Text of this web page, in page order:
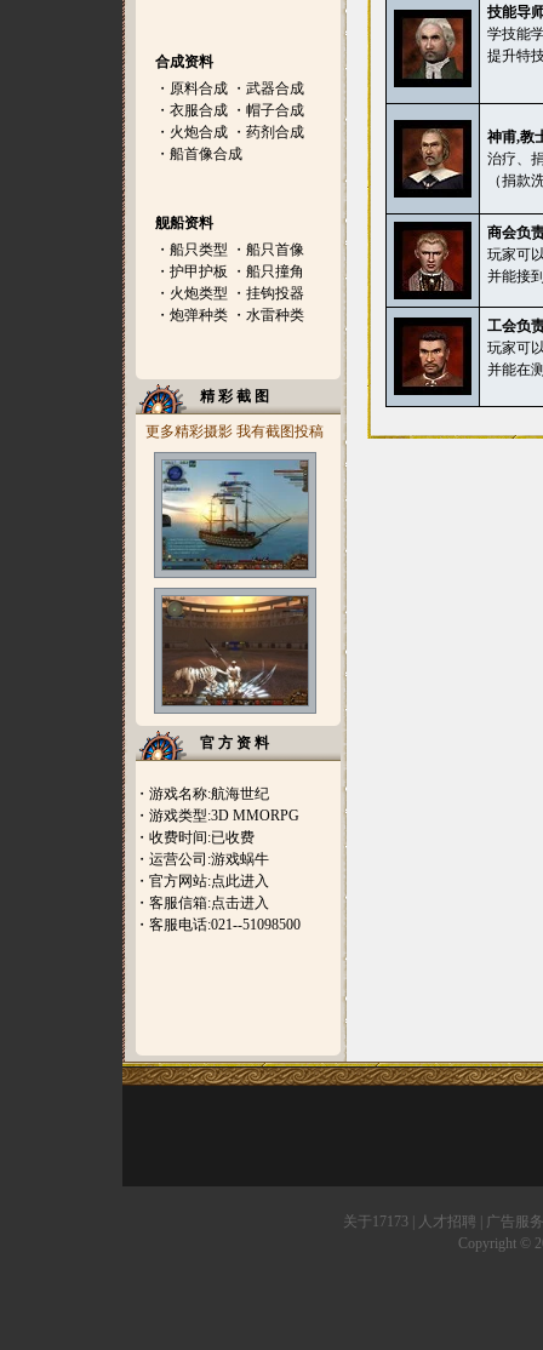
合成资料
・ 原料合成 ・ 武器合成
・ 衣服合成 ・ 帽子合成
・ 火炮合成 ・ 药剂合成
・ 船首像合成
舰船资料
・ 船只类型 ・ 船只首像
・ 护甲护板 ・ 船只撞角
・ 火炮类型 ・ 挂钩投器
・ 炮弹种类 ・ 水雷种类
精 彩 截 图
更多精彩摄影 我有截图投稿
官 方 资 料
・游戏名称:航海世纪
・游戏类型:3D MMORPG
・收费时间:已收费
・运营公司:游戏蜗牛
・官方网站:点此进入
・客服信箱:点击进入
・客服电话:021--51098500
技能导
学技能
提升特
神甫,教
治疗、
（捐款
商会负
玩家可
并能接
工会负
玩家可
并能在
关于17173 人才招聘
广告服务
Copyright ©